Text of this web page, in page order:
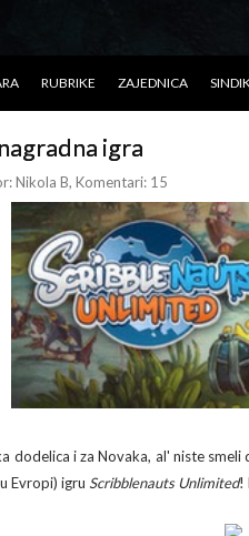
RUBRIKE ZAJEDNICA
igra
Nikola B, Komentari: 15
dodelica i za Novaka, al' niste
Evropi) igru Scribblenauts Unlimited!